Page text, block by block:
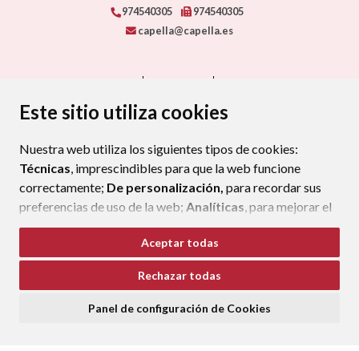
Este sitio utiliza cookies
Nuestra web utiliza los siguientes tipos de cookies:
Técnicas, imprescindibles para que la web funcione
correctamente; De personalización, para recordar sus
preferencias de uso de la web; Analíticas, para mejorar el
funcionamiento de la web y sus servicios.
Si acepta pulsando el botón“Aceptar todas”
consideramos que acepta su uso. Si pulsa el botón
ninguna acción, se guardarán las cookies técnicas
Aceptar todas
Rechazar todas
Panel de configuración de Cookies
974540305
974540305
capella@capella.es
PROTECCIÓN DE DATOS
POLÍTICA DE COOKIES